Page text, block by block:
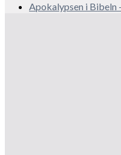
Apokalypsen i Bibeln